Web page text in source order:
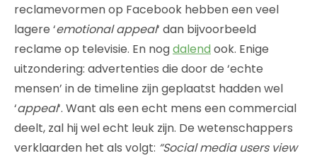
reclamevormen op Facebook hebben een veel
lagere ‘emotional appeal‘ dan bijvoorbeeld
reclame op televisie. En nogdalend ook. Enige
uitzondering: advertenties die door de ‘echte
mensen’ in de timeline zijn geplaatst hadden wel
‘appeal‘. Want als een echt mens een commercial
deelt, zal hij wel echt leuk zijn. De wetenschappers
verklaarden het als volgt: “Social media users view